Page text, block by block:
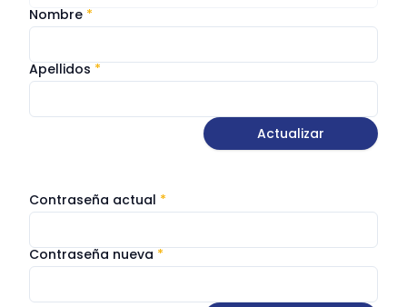
Nombre *
Apellidos *
Actualizar
Contraseña actual *
Contraseña nueva *